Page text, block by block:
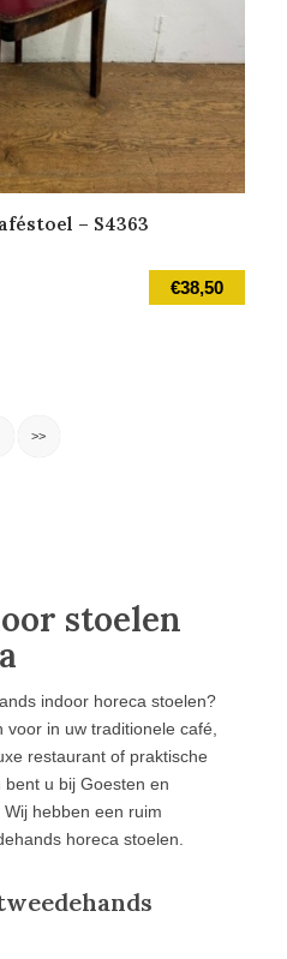
– S4363
€38,50
>>
stoelen
indoor horeca stoelen?
in uw traditionele café,
restaurant of praktische
u bij Goesten en
hebben een ruim
horeca stoelen.